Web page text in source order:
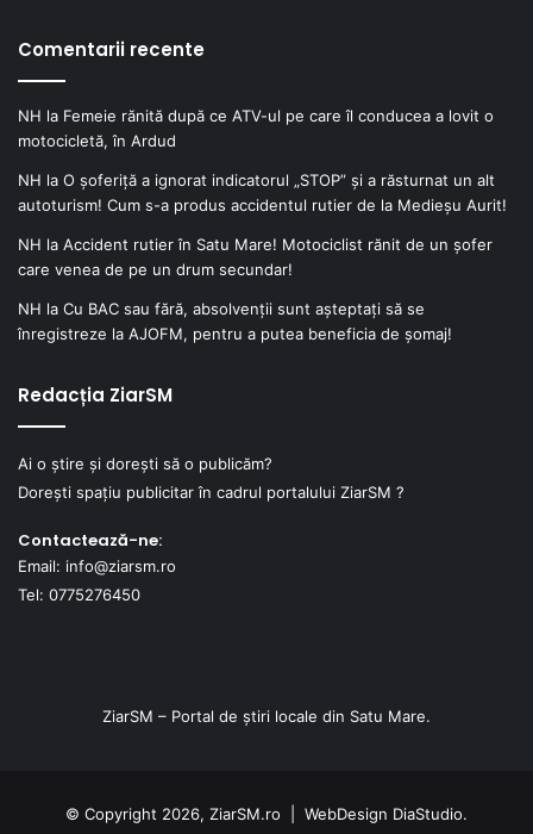
Comentarii recente
NH la Femeie rănită după ce ATV-ul pe care îl conducea a lovit o
motocicletă, în Ardud
NH la O șoferiță a ignorat indicatorul „STOP” și a răsturnat un alt
autoturism! Cum s-a produs accidentul rutier de la Medieșu Aurit!
NH la Accident rutier în Satu Mare! Motociclist rănit de un șofer
care venea de pe un drum secundar!
NH la Cu BAC sau fără, absolvenții sunt așteptați să se
înregistreze la AJOFM, pentru a putea beneficia de șomaj!
Redacția ZiarSM
Ai o știre și dorești să o publicăm?
Dorești spațiu publicitar în cadrul portalului ZiarSM ?
Contactează-ne:
Email: info@ziarsm.ro
Tel: 0775276450
ZiarSM – Portal de știri locale din Satu Mare.
© Copyright 2026, ZiarSM.ro | WebDesign DiaStudio.